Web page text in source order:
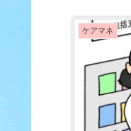
ケアマネ